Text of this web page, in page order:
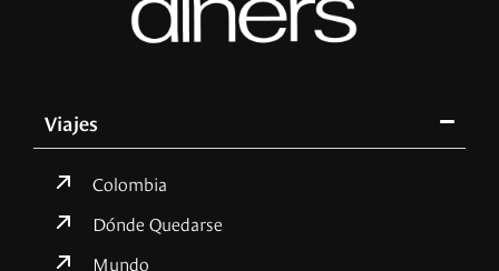
Viajes
Colombia
Dónde Quedarse
Mundo